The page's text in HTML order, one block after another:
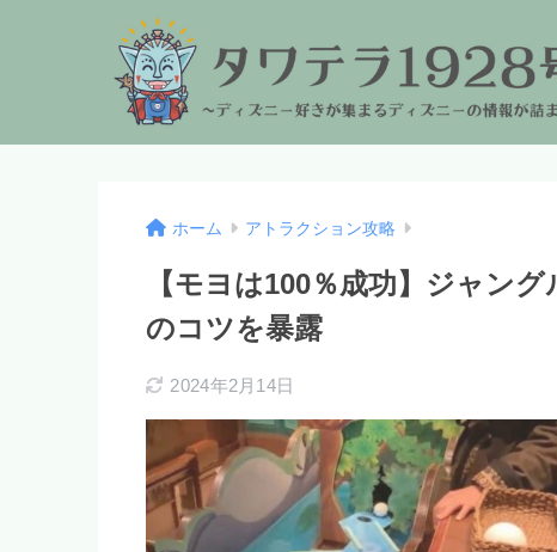
ホーム アトラクション攻略
【モヨは100％成功】ジャン
のコツを暴露
2024年2月14日